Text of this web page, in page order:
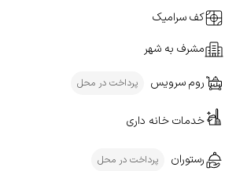
کف سرامیک
مشرف به شهر
روم سرویس پرداخت در محل
خدمات خانه داری
رستوران پرداخت در محل